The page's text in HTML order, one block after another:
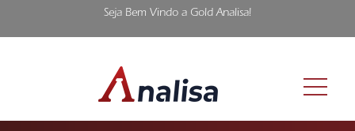
Seja Bem Vindo a Gold Analisa!